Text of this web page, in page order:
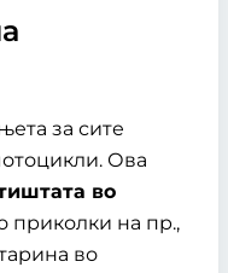
за сите
Ова
во
приколки на пр.,
во